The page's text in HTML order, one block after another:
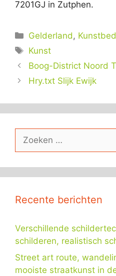
7201GJ in Zutphen.
Categorieën
Gelderland ,
Tags
Kunst
Boog-District Noord
Hry.txt Slijk Ewijk
naar:
Recente berichten
Verschillende
schilderen, realistisch
Street art route,
mooiste straatkunst in